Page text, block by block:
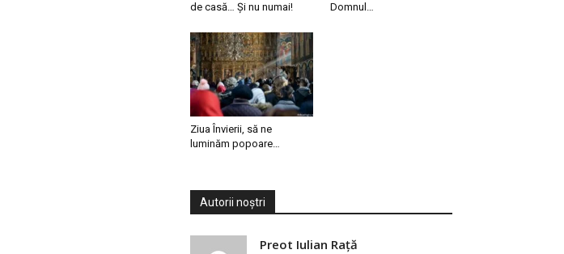
de casă… Și nu numai!
Domnul…
Ziua Învierii, să ne
luminăm popoare…
Autorii noștri
Preot Iulian Raţă